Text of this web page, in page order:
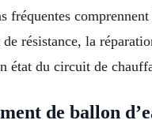
fréquentes
résistance, la
état du circuit de
de ballon